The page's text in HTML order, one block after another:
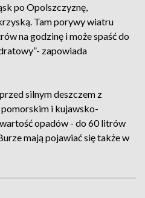
po Opolszczyznę,
Tam porywy wiatru
na godzinę i może spaść do
zapowiada
silnym deszczem z
i kujawsko-
opadów - do 60 litrów
mają pojawiać się także w